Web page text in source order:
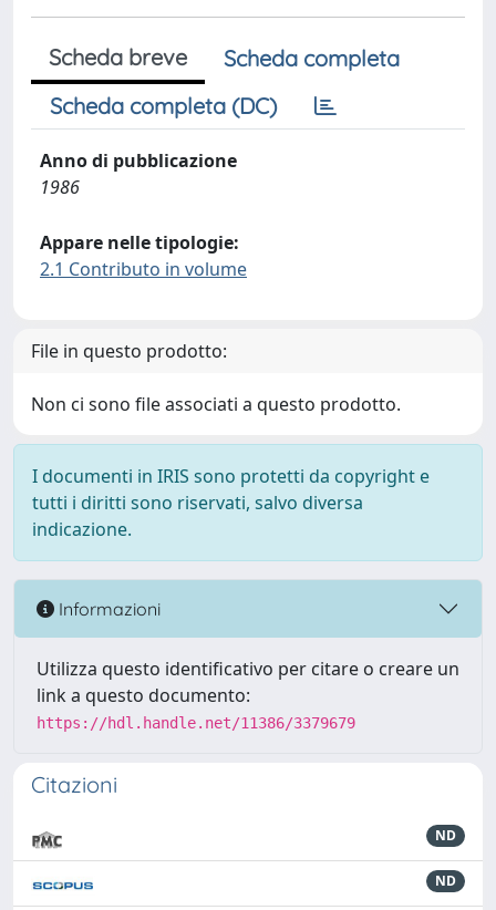
Scheda breve
Scheda completa
Scheda completa (DC)
Anno di pubblicazione
1986
Appare nelle tipologie:
2.1 Contributo in volume
File in questo prodotto:
Non ci sono file associati a questo prodotto.
I documenti in IRIS sono protetti da copyright e
tutti i diritti sono riservati, salvo diversa
indicazione.
Informazioni
Utilizza questo identificativo per citare o creare un
link a questo documento:
https://hdl.handle.net/11386/3379679
Citazioni
ND
ND